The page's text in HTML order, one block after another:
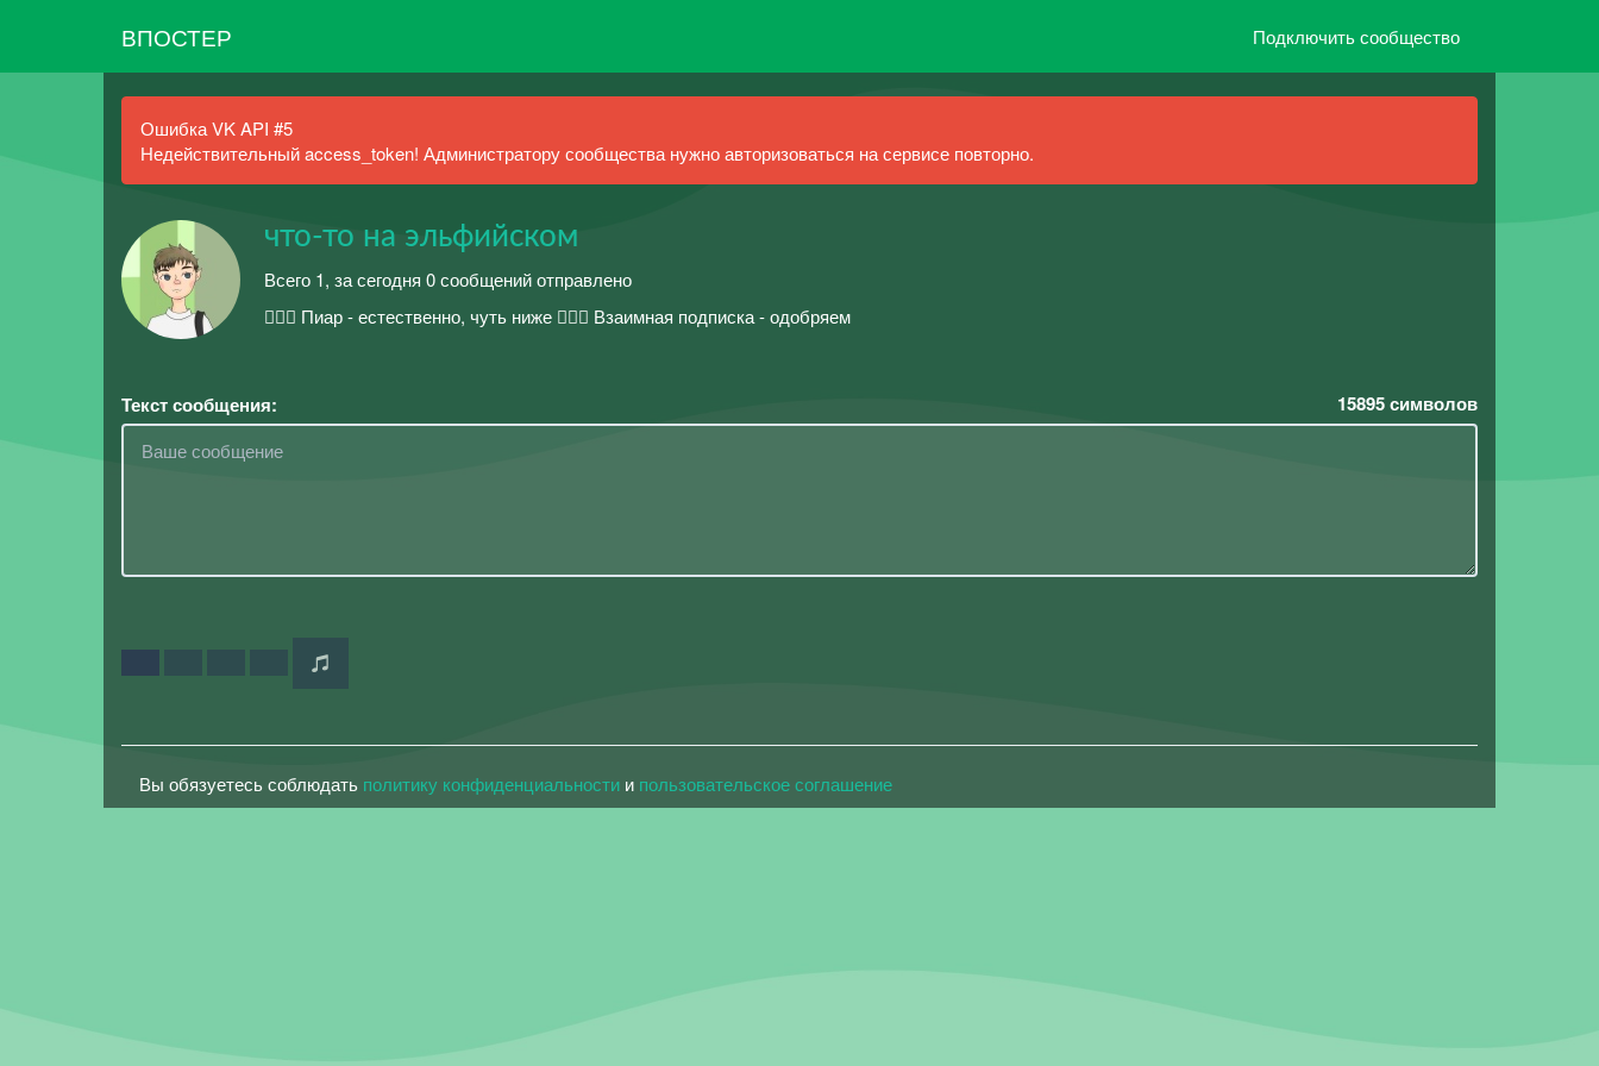
ВПОСТЕР Подключить сообщество
Ошибка VK API #5
Недействительный access_token! Администратору сообщества нужно авторизоваться на сервисе повторно.
что-то на эльфийском
Всего 1, за сегодня 0 сообщений отправлено
🧝🏼‍♂️ Пиар - естественно, чуть ниже 🧝🏼‍♀️ Взаимная подписка - одобряем
Текст сообщения: 15895символов
Вы обязуетесь соблюдать политику конфиденциальности и пользовательское соглашение